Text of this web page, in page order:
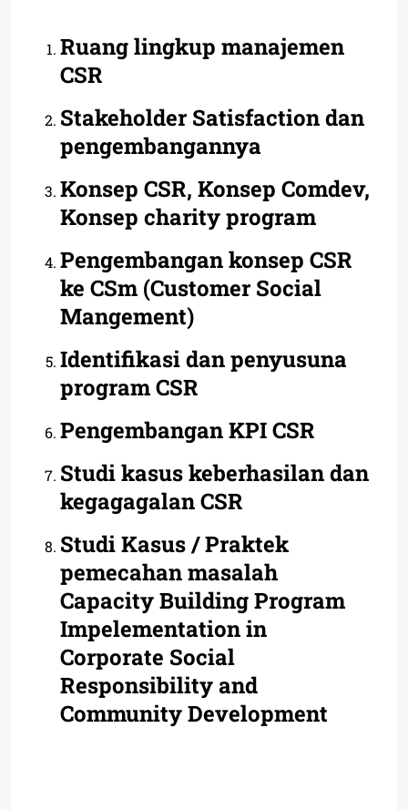
Ruang lingkup manajemen
CSR
Stakeholder Satisfaction dan
pengembangannya
Konsep CSR, Konsep Comdev,
Konsep charity program
Pengembangan konsep CSR
ke CSm (Customer Social
Mangement)
Identifikasi dan penyusuna
program CSR
Pengembangan KPI CSR
Studi kasus keberhasilan dan
kegagagalan CSR
Studi Kasus / Praktek
pemecahan masalah
Capacity Building Program
Impelementation in
Corporate Social
Responsibility and
Community Development